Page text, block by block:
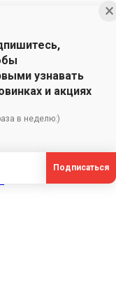
узнавать
и акциях
в неделю:)
Подписаться
×